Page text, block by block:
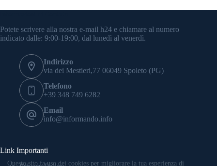
Questo sito fa uso dei cookies per migliorare la tua esperienza di
Potete scrivere alla nostra e-mail h24 e chiamare al numero
indicato dalle: 9:00-19:00, dal lunedì al venerdì.
Indirizzo
via dei Mestieri,77 06049 Spoleto (PG)
Telefono
+39 348 749 6282
Email
info@informando.info
Link Importanti